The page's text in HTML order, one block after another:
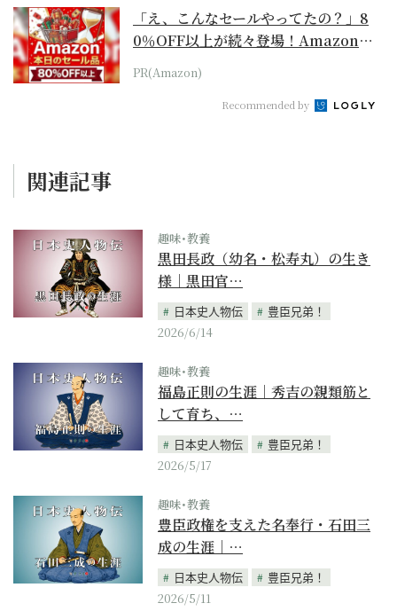
「え、こんなセールやってたの？」8
0％OFF以上が続々登場！Amazonの
本気が...
PR(Amazon)
Recommended by
関連記事
趣味･教養
黒田長政（幼名・松寿丸）の生き
様｜黒田官…
日本史人物伝
豊臣兄弟！
2026/6/14
趣味･教養
福島正則の生涯｜秀吉の親類筋と
して育ち、…
日本史人物伝
豊臣兄弟！
2026/5/17
趣味･教養
豊臣政権を支えた名奉行・石田三
成の生涯｜…
日本史人物伝
豊臣兄弟！
2026/5/11